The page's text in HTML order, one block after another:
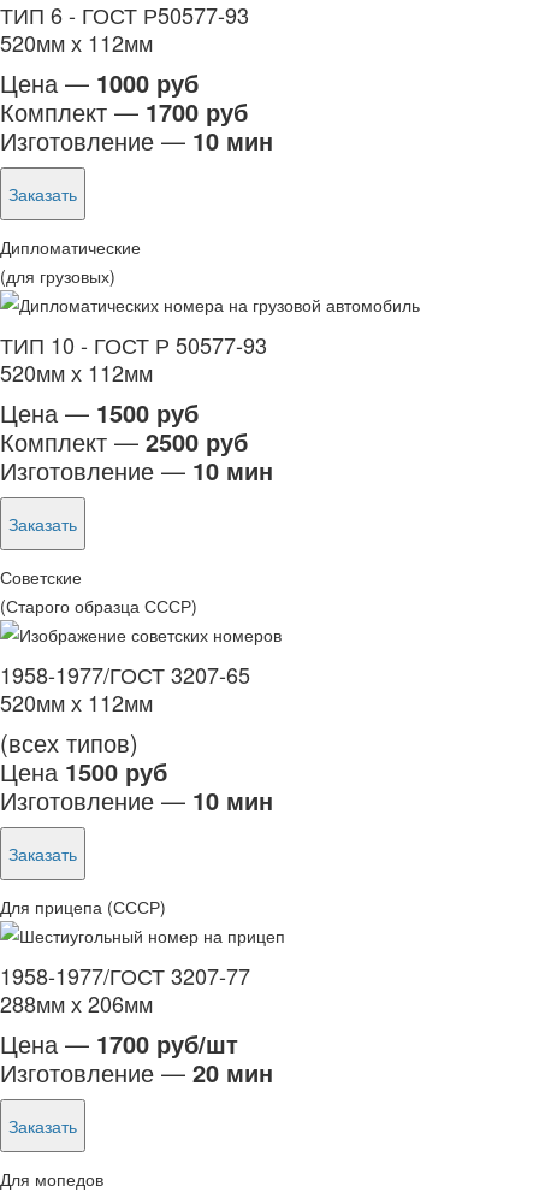
ТИП 6 - ГОСТ Р50577-93
520мм х 112мм
Цена — 1000 руб
Комплект — 1700 руб
Изготовление — 10 мин
Заказать
Дипломатические
(для грузовых)
ТИП 10 - ГОСТ Р 50577-93
520мм х 112мм
Цена — 1500 руб
Комплект — 2500 руб
Изготовление — 10 мин
Заказать
Советские
(Старого образца СССР)
1958-1977/ГОСТ 3207-65
520мм х 112мм
(всех типов)
Цена 1500 руб
Изготовление — 10 мин
Заказать
Для прицепа (СССР)
1958-1977/ГОСТ 3207-77
288мм х 206мм
Цена — 1700 руб/шт
Изготовление — 20 мин
Заказать
Для мопедов